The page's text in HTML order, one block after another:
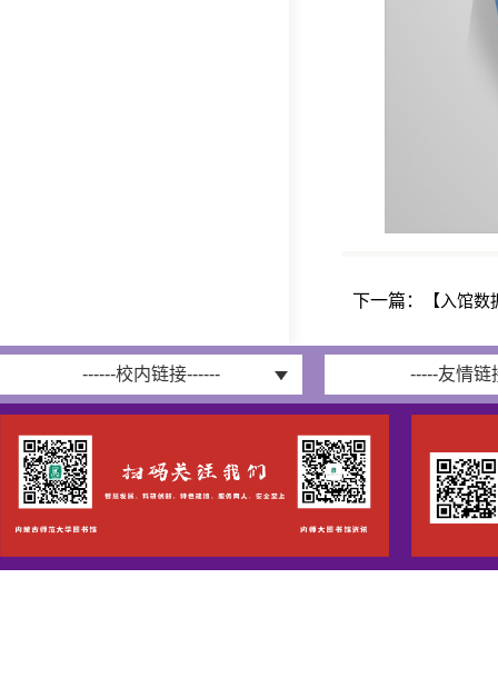
下一篇： 【入馆
------校内链接------ -----友情链